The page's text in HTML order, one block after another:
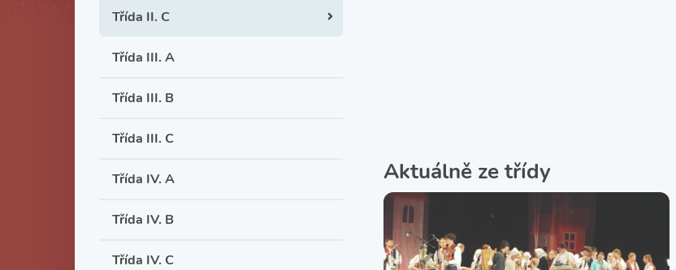
Aktuálně ze třídy
Třída II. C
Třída III. A
Třída III. B
Třída III. C
Třída IV. A
Třída IV. B
Třída IV. C